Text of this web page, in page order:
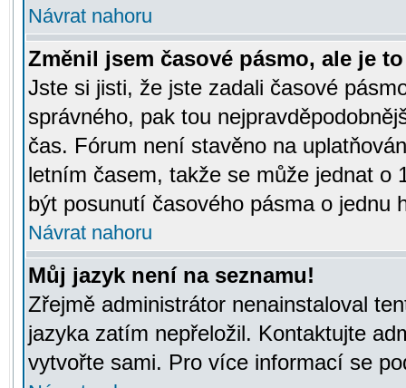
Návrat nahoru
Změnil jsem časové pásmo, ale je
Jste si jisti, že jste zadali časové
správného, pak tou
čas. Fórum není stavěno na
letním časem, takže se může jednat o
být posunutí časového pásma o jednu
Návrat nahoru
Můj jazyk není na seznamu!
Zřejmě administrátor nenainstaloval
jazyka zatím nepřeložil. Kontaktujte
vytvořte sami. Pro více informací se